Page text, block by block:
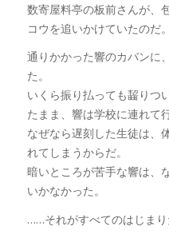
数寄屋料亭の板前さんが、
コウを追いかけていたのだ。
通りかかった響のカバンに
た。
いくら振り払っても齧りつ
たまま、響は学校に連れて
なぜなら遅刻した生徒は、
れてしまうからだ。
暗いところが苦手な響は、
いかなかった。
……それがすべてのはじまり